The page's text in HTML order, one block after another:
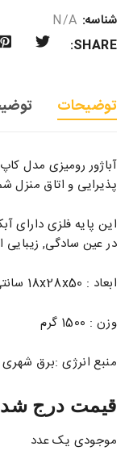
شناسه: N/A
SHARE:
توضیحات
آباژور رومیزی مدل
پذیرایی و اتاق منزل
این پایه فلزی دارای
در عین سادگی, زیبایی
ابعاد : 18x28x50 سانتی‌متر
وزن : 1500 گرم
منبع انرژی :برق شهری
قیمت درج
موجودی یک عدد